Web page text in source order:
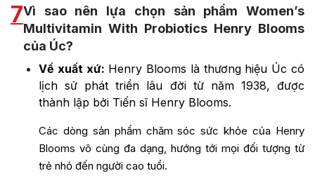
7Vì sao nên lựa chọn sản phẩm Women’s
Multivitamin With Probiotics Henry Blooms
của Úc?
Về xuất xứ: Henry Blooms là thương hiệu Úc có
lịch sử phát triển lâu đời từ năm 1938, được
thành lập bởi Tiến sĩ Henry Blooms.
Các dòng sản phẩm chăm sóc sức khỏe của Henry
Blooms vô cùng đa dạng, hướng tới mọi đối tượng từ
trẻ nhỏ đến người cao tuổi.